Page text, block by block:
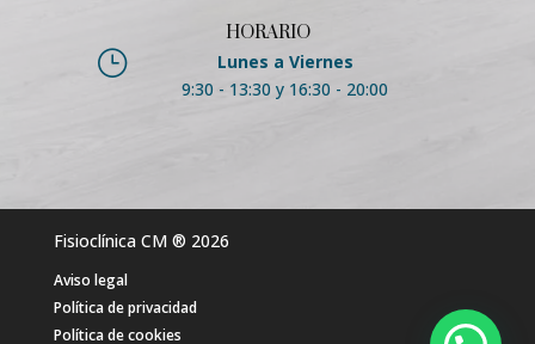
HORARIO
}
Lunes a Viernes
9:30 - 13:30 y 16:30 - 20:00
® 2026
Fisioclínica CM
Aviso legal
Política de privacidad
Política de cookies